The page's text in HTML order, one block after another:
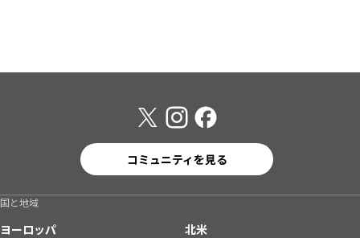
コミュニティを見る
国と地域
ヨーロッパ
北米